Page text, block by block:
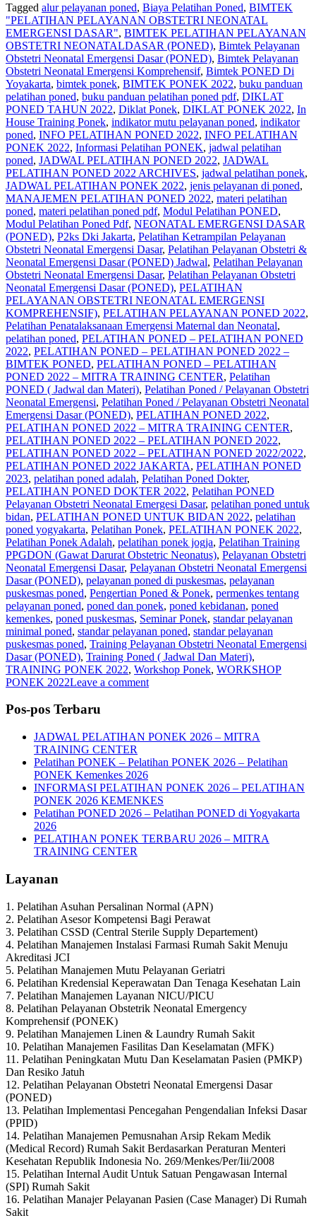
Tagged alur pelayanan poned, Biaya Pelatihan Poned, BIMTEK
"PELATIHAN PELAYANAN OBSTETRI NEONATAL
EMERGENSI DASAR", BIMTEK PELATIHAN PELAYANAN
OBSTETRI NEONATALDASAR (PONED), Bimtek Pelayanan
Obstetri Neonatal Emergensi Dasar (PONED), Bimtek Pelayanan
Obstetri Neonatal Emergensi Komprehensif, Bimtek PONED Di
Yoyakarta, bimtek ponek, BIMTEK PONEK 2022, buku panduan
pelatihan poned, buku panduan pelatihan poned pdf, DIKLAT
PONED TAHUN 2022, Diklat Ponek, DIKLAT PONEK 2022, In
House Training Ponek, indikator mutu pelayanan poned, indikator
poned, INFO PELATIHAN PONED 2022, INFO PELATIHAN
PONEK 2022, Informasi Pelatihan PONEK, jadwal pelatihan
poned, JADWAL PELATIHAN PONED 2022, JADWAL
PELATIHAN PONED 2022 ARCHIVES, jadwal pelatihan ponek,
JADWAL PELATIHAN PONEK 2022, jenis pelayanan di poned,
MANAJEMEN PELATIHAN PONED 2022, materi pelatihan
poned, materi pelatihan poned pdf, Modul Pelatihan PONED,
Modul Pelatihan Poned Pdf, NEONATAL EMERGENSI DASAR
(PONED), P2ks Dki Jakarta, Pelatihan Ketrampilan Pelayanan
Obstetri Neonatal Emergensi Dasar, Pelatihan Pelayanan Obstetri &
Neonatal Emergensi Dasar (PONED) Jadwal, Pelatihan Pelayanan
Obstetri Neonatal Emergensi Dasar, Pelatihan Pelayanan Obstetri
Neonatal Emergensi Dasar (PONED), PELATIHAN
PELAYANAN OBSTETRI NEONATAL EMERGENSI
KOMPREHENSIF), PELATIHAN PELAYANAN PONED 2022,
Pelatihan Penatalaksanaan Emergensi Maternal dan Neonatal,
pelatihan poned, PELATIHAN PONED – PELATIHAN PONED
2022, PELATIHAN PONED – PELATIHAN PONED 2022 –
BIMTEK PONED, PELATIHAN PONED – PELATIHAN
PONED 2022 – MITRA TRAINING CENTER, Pelatihan
PONED ( Jadwal dan Materi), Pelatihan Poned / Pelayanan Obstetri
Neonatal Emergensi, Pelatihan Poned / Pelayanan Obstetri Neonatal
Emergensi Dasar (PONED), PELATIHAN PONED 2022,
PELATIHAN PONED 2022 – MITRA TRAINING CENTER,
PELATIHAN PONED 2022 – PELATIHAN PONED 2022,
PELATIHAN PONED 2022 – PELATIHAN PONED 2022/2022,
PELATIHAN PONED 2022 JAKARTA, PELATIHAN PONED
2023, pelatihan poned adalah, Pelatihan Poned Dokter,
PELATIHAN PONED DOKTER 2022, Pelatihan PONED
Pelayanan Obstetri Neonatal Emergesi Dasar, pelatihan poned untuk
bidan, PELATIHAN PONED UNTUK BIDAN 2022, pelatihan
poned yogyakarta, Pelatihan Ponek, PELATIHAN PONEK 2022,
Pelatihan Ponek Adalah, pelatihan ponek jogja, Pelatihan Training
PPGDON (Gawat Darurat Obstetric Neonatus), Pelayanan Obstetri
Neonatal Emergensi Dasar, Pelayanan Obstetri Neonatal Emergensi
Dasar (PONED), pelayanan poned di puskesmas, pelayanan
puskesmas poned, Pengertian Poned & Ponek, permenkes tentang
pelayanan poned, poned dan ponek, poned kebidanan, poned
kemenkes, poned puskesmas, Seminar Ponek, standar pelayanan
minimal poned, standar pelayanan poned, standar pelayanan
puskesmas poned, Training Pelayanan Obstetri Neonatal Emergensi
Dasar (PONED), Training Poned ( Jadwal Dan Materi),
TRAINING PONEK 2022, Workshop Ponek, WORKSHOP
PONEK 2022Leave a comment
Pos-pos Terbaru
JADWAL PELATIHAN PONEK 2026 – MITRA
TRAINING CENTER
Pelatihan PONEK – Pelatihan PONEK 2026 – Pelatihan
PONEK Kemenkes 2026
INFORMASI PELATIHAN PONEK 2026 – PELATIHAN
PONEK 2026 KEMENKES
Pelatihan PONED 2026 – Pelatihan PONED di Yogyakarta
2026
PELATIHAN PONEK TERBARU 2026 – MITRA
TRAINING CENTER
Layanan
1. Pelatihan Asuhan Persalinan Normal (APN)
2. Pelatihan Asesor Kompetensi Bagi Perawat
3. Pelatihan CSSD (Central Sterile Supply Departement)
4. Pelatihan Manajemen Instalasi Farmasi Rumah Sakit Menuju
Akreditasi JCI
5. Pelatihan Manajemen Mutu Pelayanan Geriatri
6. Pelatihan Kredensial Keperawatan Dan Tenaga Kesehatan Lain
7. Pelatihan Manajemen Layanan NICU/PICU
8. Pelatihan Pelayanan Obstetrik Neonatal Emergency
Komprehensif (PONEK)
9. Pelatihan Manajemen Linen & Laundry Rumah Sakit
10. Pelatihan Manajemen Fasilitas Dan Keselamatan (MFK)
11. Pelatihan Peningkatan Mutu Dan Keselamatan Pasien (PMKP)
Dan Resiko Jatuh
12. Pelatihan Pelayanan Obstetri Neonatal Emergensi Dasar
(PONED)
13. Pelatihan Implementasi Pencegahan Pengendalian Infeksi Dasar
(PPID)
14. Pelatihan Manajemen Pemusnahan Arsip Rekam Medik
(Medical Record) Rumah Sakit Berdasarkan Peraturan Menteri
Kesehatan Republik Indonesia No. 269/Menkes/Per/Iii/2008
15. Pelatihan Internal Audit Untuk Satuan Pengawasan Internal
(SPI) Rumah Sakit
16. Pelatihan Manajer Pelayanan Pasien (Case Manager) Di Rumah
Sakit